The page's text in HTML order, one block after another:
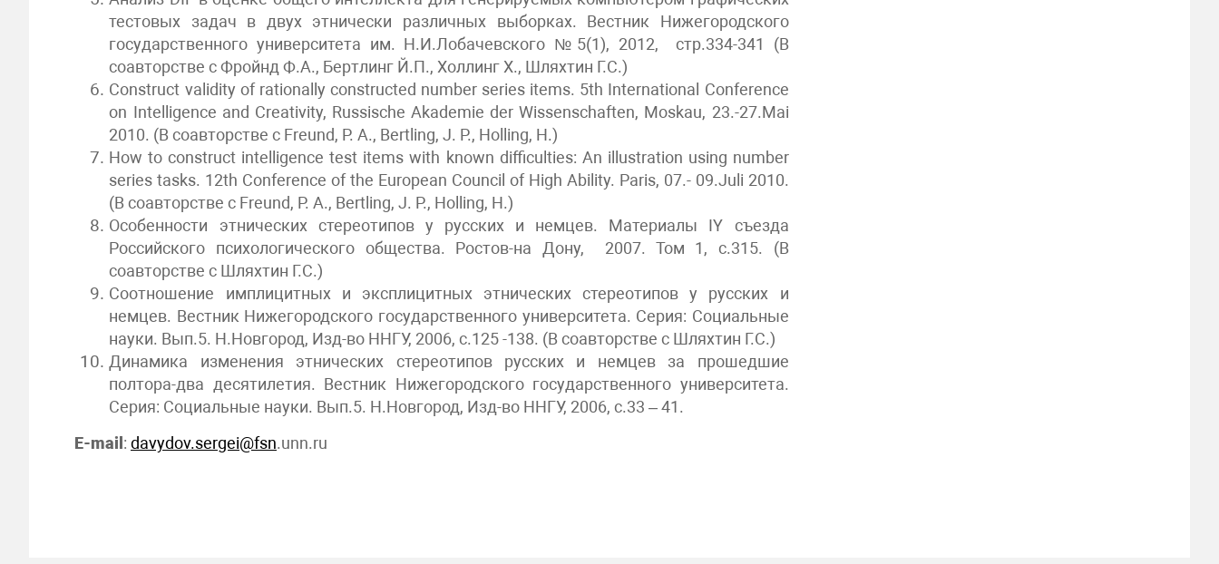
тестовых задач в двух этнически различных выборках. Вестник Нижегородского
государственного университета им. Н.И.Лобачевского №5(1), 2012, стр.334-341 (В
соавторстве с Фройнд Ф.А., Бертлинг Й.П., Холлинг Х., Шляхтин Г.С.)
Construct validity of rationally constructed number series items. 5th International Conference
on Intelligence and Creativity, Russische Akademie der Wissenschaften, Moskau, 23.-27.Mai
2010. (В соавторстве с Freund, P. A., Bertling, J. P., Holling, H.)
How to construct intelligence test items with known difficulties: An illustration using number
series tasks. 12th Conference of the European Council of High Ability. Paris, 07.- 09.Juli 2010.
(В соавторстве с Freund, P. A., Bertling, J. P., Holling, H.)
Особенности этнических стереотипов у русских и немцев. Материалы IY съезда
Российского психологического общества. Ростов-на Дону, 2007. Том 1, с.315. (В
соавторстве с Шляхтин Г.С.)
Соотношение имплицитных и эксплицитных этнических стереотипов у русских и
немцев. Вестник Нижегородского государственного университета. Серия: Социальные
науки. Вып.5. Н.Новгород, Изд-во ННГУ, 2006, с.125 -138. (В соавторстве с Шляхтин Г.С.)
Динамика изменения этнических стереотипов русских и немцев за прошедшие
полтора-два десятилетия. Вестник Нижегородского государственного университета.
Серия: Социальные науки. Вып.5. Н.Новгород, Изд-во ННГУ, 2006, с.33 – 41.
E-mail : davydov.sergei@fsn.unn.ru